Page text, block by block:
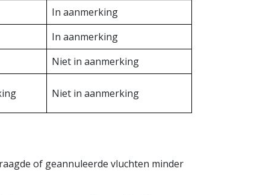
In aanmerking
In aanmerking
Niet in aanmerking
Niet in aanmerking
of geannuleerde vluchten minder